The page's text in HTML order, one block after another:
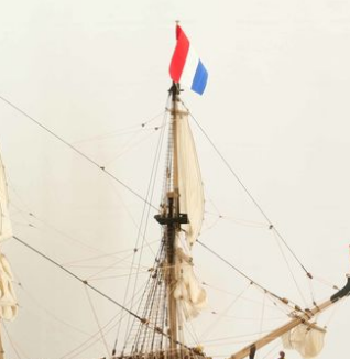
MERIANS DEUTSCHLAND 1642 - 1654
Interaktive Karte
Bildergalerie Topographia Germaniae
Impressum
Wissenswert